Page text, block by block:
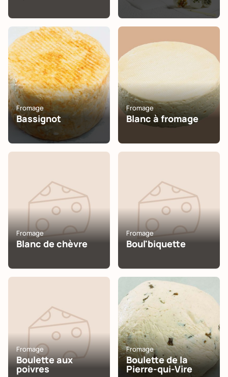
Fromage
Bassignot
Fromage
Blanc à fromage
Fromage
Blanc de chèvre
Fromage
Boul'biquette
Fromage
Boulette aux
poivres
Fromage
Boulette de la
Pierre-qui-Vire